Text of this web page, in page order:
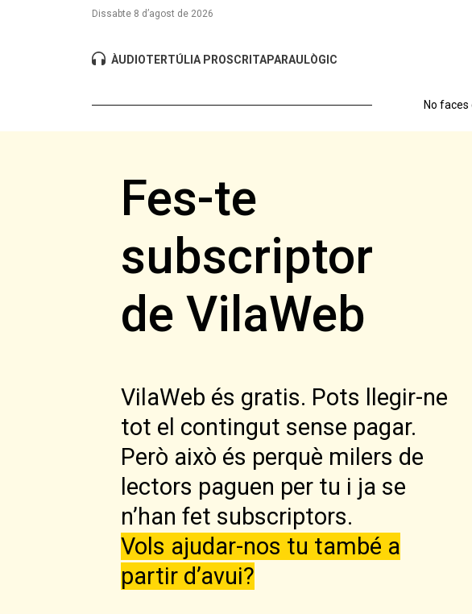
Dissabte 8 d’agost de 2026
ÀUDIOTERTÚLIA PROSCRITAPARAULÒGIC
No faces
Fes-te
subscriptor
de VilaWeb
VilaWeb és gratis. Pots llegir-ne
tot el contingut sense pagar.
Però això és perquè milers de
lectors paguen per tu i ja se
n’han fet subscriptors.
Vols ajudar-nos tu també a
partir d’avui?